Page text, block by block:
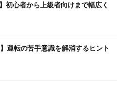
初心者から上級者向けまで幅広く
運転の苦手意識を解消するヒント